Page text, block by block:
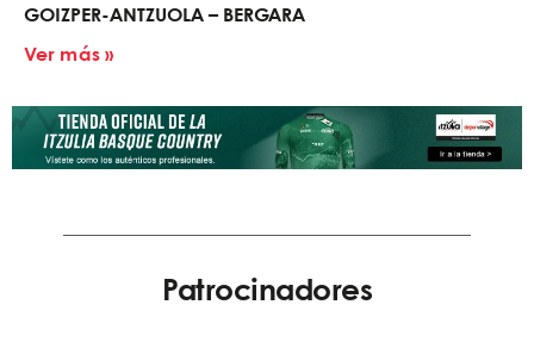
GOIZPER-ANTZUOLA – BERGARA
Ver más »
Patrocinadores